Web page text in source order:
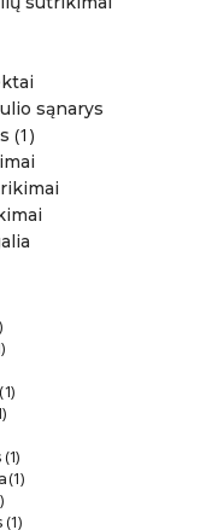
sąnarys
(1)
(1)
(1)
(1)
(1)